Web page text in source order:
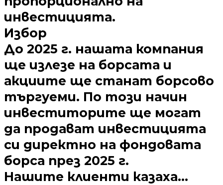
инвестицията.
Избор
До 2025 г. нашата компания
ще излезе на борсата и
акциите ще станат борсово
търгуеми. По този начин
инвеститорите ще могат
да продават инвестицията
си директно на фондовата
борса през 2025 г.
Нашите клиенти казаха...